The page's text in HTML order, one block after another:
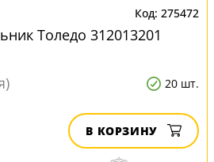
275472
Толедо 312013201
20 шт.
В КОРЗИНУ